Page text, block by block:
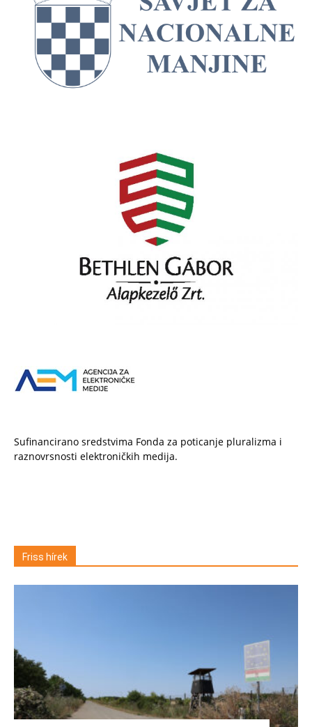
Sufinancirano sredstvima Fonda za poticanje pluralizma i
raznovrsnosti elektroničkih medija.
Friss hírek